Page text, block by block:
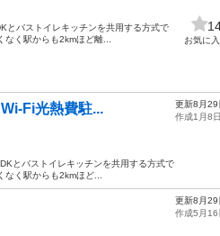
とバストイレキッチンを共用する方式で
く駅からも2kmほど離...
お気に
Fi光熱費駐...
とバストイレキッチンを共用する方式で
く駅からも2kmほど...
更新8月29
作成1月8日
更新8月29
作成5月16